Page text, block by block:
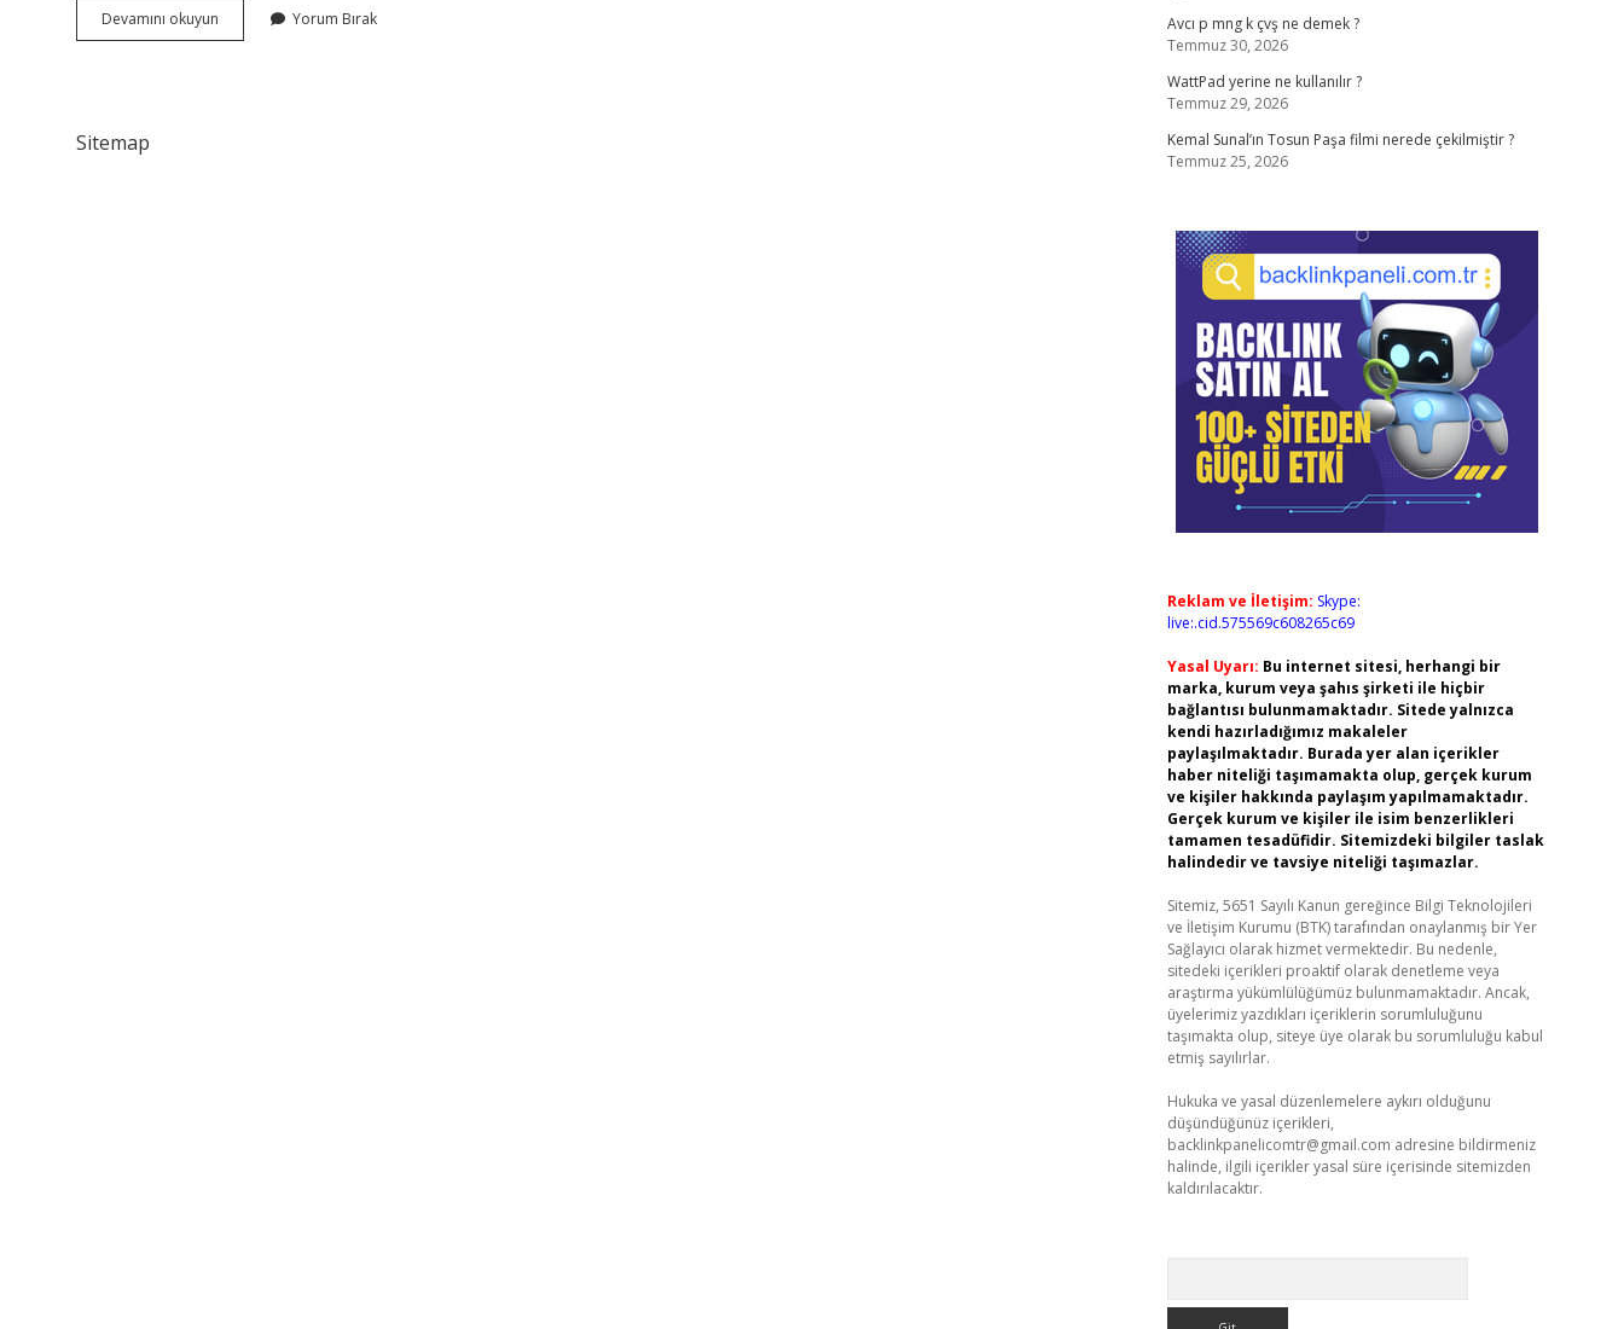
Devamını okuyun
Menüsü
Yorum Bırak
Sitemap
Avcı p mng k çvş ne demek ?
Temmuz 30, 2026
WattPad yerine ne kullanılır ?
Temmuz 29, 2026
Kemal Sunal’ın Tosun Paşa filmi nerede çekilmiştir ?
Temmuz 25, 2026
Reklam ve İletişim: Skype:
live:.cid.575569c608265c69
Yasal Uyarı: Bu internet sitesi, herhangi bir
marka, kurum veya şahıs şirketi ile hiçbir
bağlantısı bulunmamaktadır. Sitede yalnızca
kendi hazırladığımız makaleler
paylaşılmaktadır. Burada yer alan içerikler
haber niteliği taşımamakta olup, gerçek kurum
ve kişiler hakkında paylaşım yapılmamaktadır.
Gerçek kurum ve kişiler ile isim benzerlikleri
tamamen tesadüfidir. Sitemizdeki bilgiler taslak
halindedir ve tavsiye niteliği taşımazlar.
Sitemiz, 5651 Sayılı Kanun gereğince Bilgi Teknolojileri
ve İletişim Kurumu (BTK) tarafından onaylanmış bir Yer
Sağlayıcı olarak hizmet vermektedir. Bu nedenle,
sitedeki içerikleri proaktif olarak denetleme veya
araştırma yükümlülüğümüz bulunmamaktadır. Ancak,
üyelerimiz yazdıkları içeriklerin sorumluluğunu
taşımakta olup, siteye üye olarak bu sorumluluğu kabul
etmiş sayılırlar.
Hukuka ve yasal düzenlemelere aykırı olduğunu
düşündüğünüz içerikleri,
backlinkpanelicomtr@gmail.com adresine bildirmeniz
halinde, ilgili içerikler yasal süre içerisinde sitemizden
kaldırılacaktır.